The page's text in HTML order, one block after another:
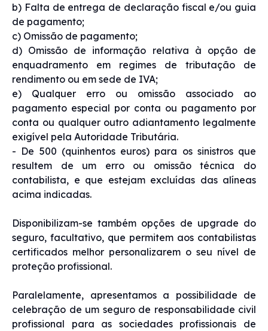
b) Falta de entrega de declaração fiscal e/ou guia
de pagamento;
c) Omissão de pagamento;
d) Omissão de informação relativa à opção de
enquadramento em regimes de tributação de
rendimento ou em sede de IVA;
e) Qualquer erro ou omissão associado ao
pagamento especial por conta ou pagamento por
conta ou qualquer outro adiantamento legalmente
exigível pela Autoridade Tributária.
- De 500 (quinhentos euros) para os sinistros que
resultem de um erro ou omissão técnica do
contabilista, e que estejam excluídas das alíneas
acima indicadas.
Disponibilizam-se também opções de upgrade do
seguro, facultativo, que permitem aos contabilistas
certificados melhor personalizarem o seu nível de
proteção profissional.
Paralelamente, apresentamos a possibilidade de
celebração de um seguro de responsabilidade civil
profissional para as sociedades profissionais de